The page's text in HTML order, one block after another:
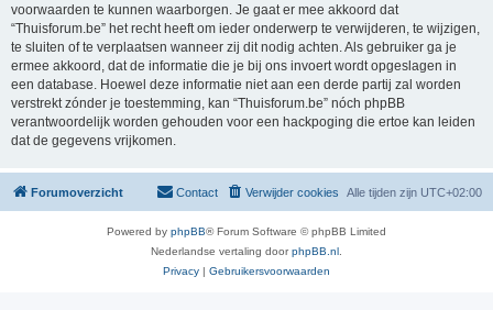
voorwaarden te kunnen waarborgen. Je gaat er mee akkoord dat
“Thuisforum.be” het recht heeft om ieder onderwerp te verwijderen, te wijzigen,
te sluiten of te verplaatsen wanneer zij dit nodig achten. Als gebruiker ga je
ermee akkoord, dat de informatie die je bij ons invoert wordt opgeslagen in
een database. Hoewel deze informatie niet aan een derde partij zal worden
verstrekt zónder je toestemming, kan “Thuisforum.be” nóch phpBB
verantwoordelijk worden gehouden voor een hackpoging die ertoe kan leiden
dat de gegevens vrijkomen.
Forumoverzicht Alle tijden zijn UTC+02:00
Verwijder cookies
Contact
Powered by phpBB® Forum Software © phpBB Limited
Nederlandse vertaling doorphpBB.nl
Privacy | Gebruikersvoorwaarden